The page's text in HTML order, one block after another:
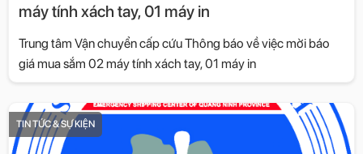
máy tính xách tay, 01 máy in
Trung tâm Vận chuyển cấp cứu Thông báo về việc mời báo
giá mua sắm 02 máy tính xách tay, 01 máy in
TIN TỨC & SỰ KIỆN